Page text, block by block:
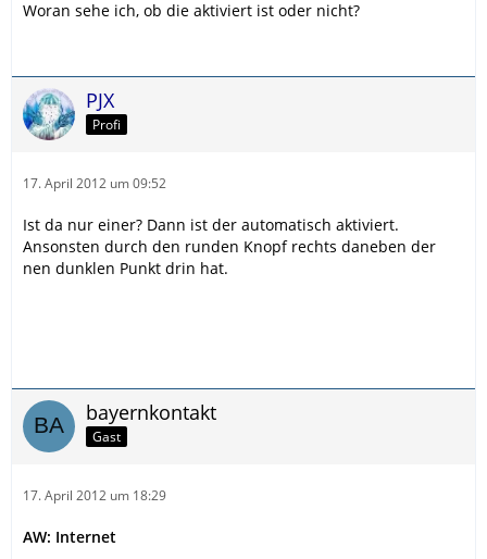
Woran sehe ich, ob die aktiviert ist oder nicht?
PJX
Profi
17. April 2012 um 09:52
Ist da nur einer? Dann ist der automatisch aktiviert.
Ansonsten durch den runden Knopf rechts daneben der
nen dunklen Punkt drin hat.
bayernkontakt
Gast
17. April 2012 um 18:29
AW: Internet